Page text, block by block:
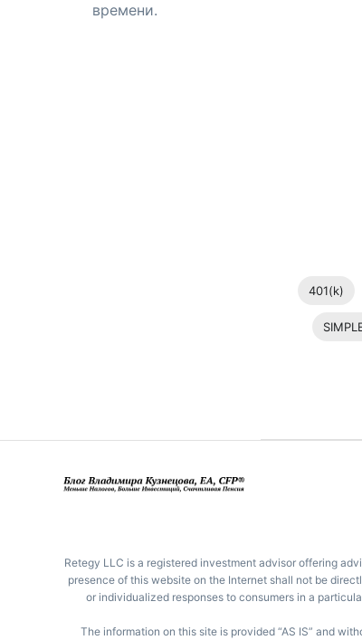
времени.
401(k)
Retegy LLC is a registered investment advisor offering
presence of this website on the Internet shall not be
or individualized responses to consumers in a
The information on this site is provided “AS IS” and